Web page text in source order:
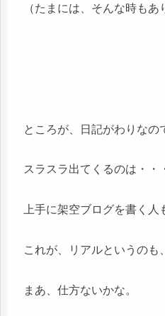
（たまには、そんな時もあ
ところが、日記がわりなの
スラスラ出てくるのは・・
上手に架空ブログを書く人
これが、リアルというのも
まあ、仕方ないかな。